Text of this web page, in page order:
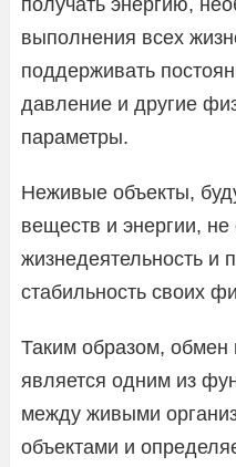
выполнения всех
поддерживать
давление и другие
параметры.
Неживые объекты,
веществ и энергии,
жизнедеятельность и
стабильность своих
Таким образом, обмен
является одним из
между живыми
объектами и